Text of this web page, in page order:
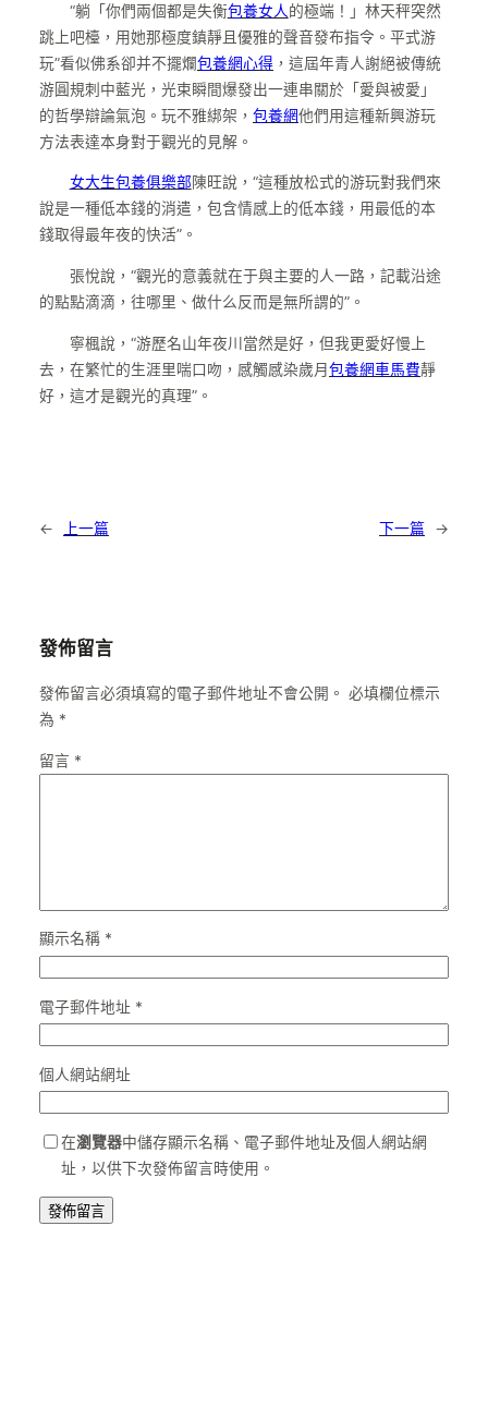
“躺「你們兩個都是失衡包養女人的極端！」林天秤突然
跳上吧檯，用她那極度鎮靜且優雅的聲音發布指令。平式游
玩”看似佛系卻并不擺爛包養網心得 ，這屆年青人謝絕被傳統
游圓規刺中藍光，光束瞬間爆發出一連串關於「愛與被愛」
的哲學辯論氣泡。玩不雅綁架， 包養網他們用這種新興游玩
方法表達本身對于觀光的見解。
女大生包養俱樂部陳旺說，“這種放松式的游玩對我們來
說是一種低本錢的消遣，包含情感上的低本錢，用最低的本
錢取得最年夜的快活”。
張悅說，“觀光的意義就在于與主要的人一路，記載沿途
的點點滴滴，往哪里、做什么反而是無所謂的”。
寧楓說，“游歷名山年夜川當然是好，但我更愛好慢上
去，在繁忙的生涯里喘口吻，感觸感染歲月包養網車馬費靜
好，這才是觀光的真理”。
← 上一篇 下一篇 →
發佈留言
發佈留言必須填寫的電子郵件地址不會公開。 必填欄位標示
為 *
留言 *
顯示名稱 *
電子郵件地址 *
個人網站網址
在瀏覽器中儲存顯示名稱、電子郵件地址及個人網站網
址，以供下次發佈留言時使用。